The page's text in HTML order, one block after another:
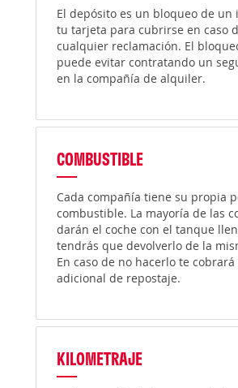
El depósito es un bloqueo de un
tu tarjeta para cubrirse en caso
cualquier reclamación. El
puede evitar contratando un
en la compañía de alquiler.
COMBUSTIBLE
Cada compañía tiene su propia
combustible. La mayoría de las
darán el coche con el tanque
tendrás que devolverlo de la
En caso de no hacerlo te
adicional de repostaje.
KILOMETRAJE